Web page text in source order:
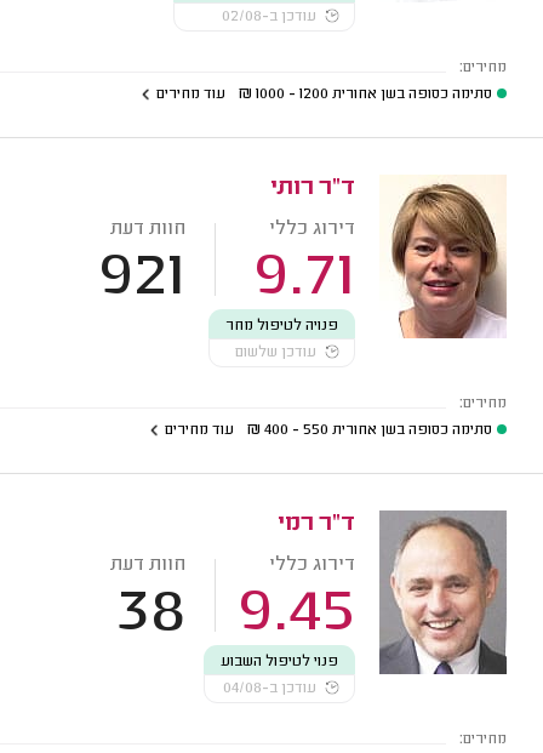
עודכן ב-02/08
מחירים:
סתימה כסופה בשן אחורית 1200 - 1000
₪ עוד מחירים
ד"ר רותי
דירוג כללי
9.71
חוות דעת
921
פנויה לטיפול מחר
עודכן שלשום
מחירים:
סתימה כסופה בשן אחורית 550 - 400
₪ עוד מחירים
ד"ר רמי
דירוג כללי
9.45
חוות דעת
38
פנוי לטיפול השבוע
עודכן ב-04/08
מחירים: